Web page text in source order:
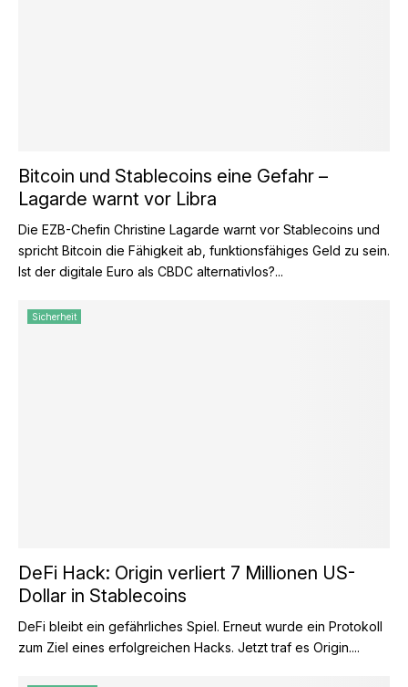
Bitcoin und Stablecoins eine Gefahr –
Lagarde warnt vor Libra
Die EZB-Chefin Christine Lagarde warnt vor Stablecoins und
spricht Bitcoin die Fähigkeit ab, funktionsfähiges Geld zu sein.
Ist der digitale Euro als CBDC alternativlos?...
Sicherheit
DeFi Hack: Origin verliert 7 Millionen US-
Dollar in Stablecoins
DeFi bleibt ein gefährliches Spiel. Erneut wurde ein Protokoll
zum Ziel eines erfolgreichen Hacks. Jetzt traf es Origin....